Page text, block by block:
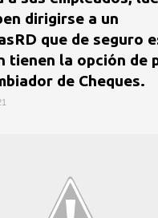
dirigirse a un
que de seguro
tienen la opción de
de Cheques.